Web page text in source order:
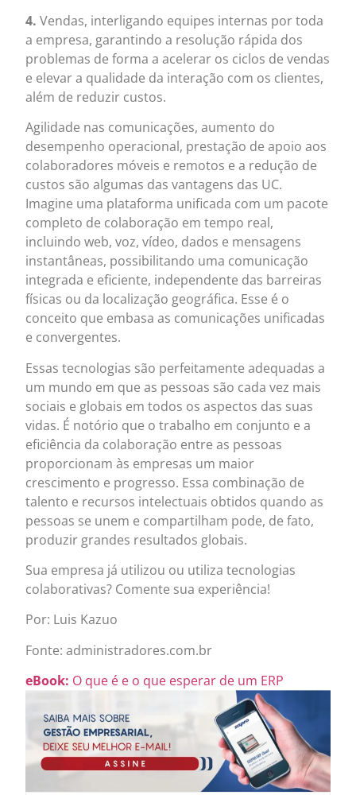
4. Vendas, interligando equipes internas por toda
a empresa, garantindo a resolução rápida dos
problemas de forma a acelerar os ciclos de vendas
e elevar a qualidade da interação com os clientes,
além de reduzir custos.
Agilidade nas comunicações, aumento do
desempenho operacional, prestação de apoio aos
colaboradores móveis e remotos e a redução de
custos são algumas das vantagens das UC.
Imagine uma plataforma unificada com um pacote
completo de colaboração em tempo real,
incluindo web, voz, vídeo, dados e mensagens
instantâneas, possibilitando uma comunicação
integrada e eficiente, independente das barreiras
físicas ou da localização geográfica. Esse é o
conceito que embasa as comunicações unificadas
e convergentes.
Essas tecnologias são perfeitamente adequadas a
um mundo em que as pessoas são cada vez mais
sociais e globais em todos os aspectos das suas
vidas. É notório que o trabalho em conjunto e a
eficiência da colaboração entre as pessoas
proporcionam às empresas um maior
crescimento e progresso. Essa combinação de
talento e recursos intelectuais obtidos quando as
pessoas se unem e compartilham pode, de fato,
produzir grandes resultados globais.
Sua empresa já utilizou ou utiliza tecnologias
colaborativas? Comente sua experiência!
Por: Luis Kazuo
Fonte: administradores.com.br
eBook: O que é e o que esperar de um ERP